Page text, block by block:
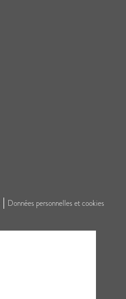
Données personnelles et cookies